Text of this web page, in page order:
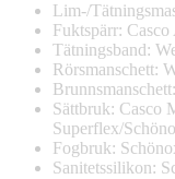
Lim-/
Fuktspärr:
Tätningsband:
Rörsmanschett:
Sättbruk: Casco
Superflex/
Fogbruk:
Sanitetssilikon: